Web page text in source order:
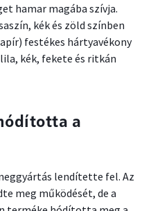
hamar magába szívja.
kék és zöld színben
festékes hártyavékony
kék, fekete és ritkán
a
lendítette fel. Az
meg működését, de a